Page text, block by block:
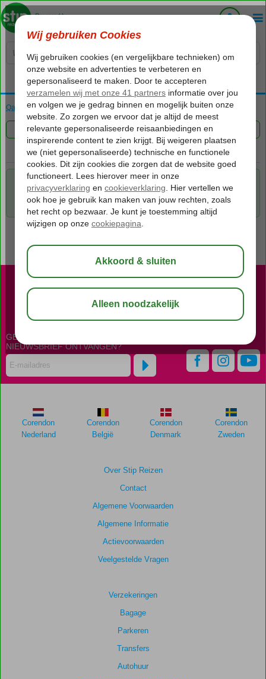
Voelt als thuiskomen...
Qatar Doha Doha Formule 1 Reizen
FILTER 0 AANBIEDINGEN
Voor de gekozen criteria hebben we helaas geen mogelijkheden.
Tip: verwijder een of meerdere criteria om toch mogelijkheden te
vinden.
023 - 7510606
GEPERSONALISEERDE
NIEUWSBRIEF ONTVANGEN?
Over Stip Reizen
Contact
Algemene Voorwaarden
Algemene Informatie
Actievoorwaarden
Veelgestelde Vragen
Verzekeringen
Bagage
Parkeren
Transfers
Autohuur
Corendon
Nederland
Corendon
België
Corendon
Denmark
Corendon
Zweden